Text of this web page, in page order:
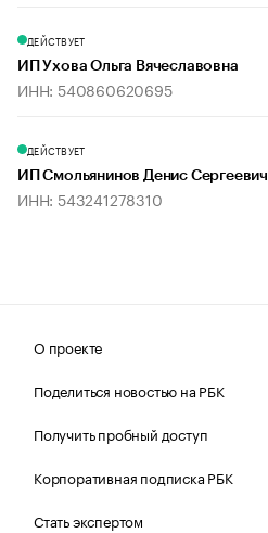
ДЕЙСТВУЕТ
ИП Ухова Ольга Вячеславовна
ИНН: 540860620695
ДЕЙСТВУЕТ
ИП Смольянинов Денис Сергеевич
ИНН: 543241278310
О проекте
Поделиться новостью на РБК
Получить пробный доступ
Корпоративная подписка РБК
Стать экспертом